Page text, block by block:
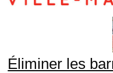
Éliminer les